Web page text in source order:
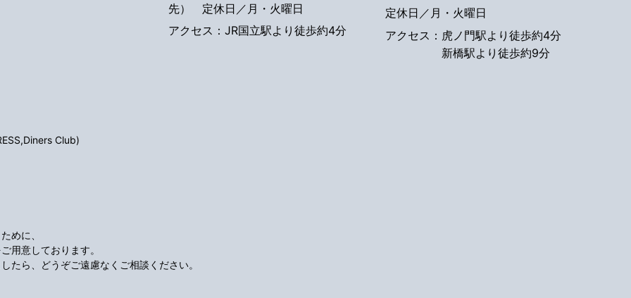
先） 定休日／月・火曜日
アクセス：JR国立駅より徒歩約4分
定休日／月・火曜日
アクセス： 虎ノ門駅より徒歩約4分
新橋駅より徒歩約9分
Club)
めに、
用意しております。
たら、どうぞご遠慮なくご相談ください。